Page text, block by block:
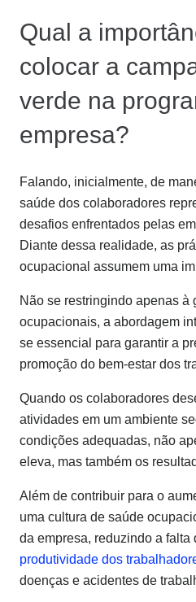
Qual a
colocar a
verde na
empresa?
Falando, inicialmente, de
saúde dos colaboradores
desafios enfrentados pelas
Diante dessa realidade, as
ocupacional assumem uma
Não se restringindo apenas à
ocupacionais, a abordagem
se essencial para garantir a
promoção do bem-estar dos
Quando os colaboradores
atividades em um ambiente
condições adequadas, não
eleva, mas também os
Além de contribuir para o
uma cultura de saúde
da empresa, reduzindo a falta
produtividade dos
doenças e acidentes de